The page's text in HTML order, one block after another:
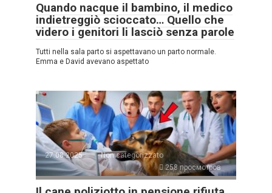
Quando nacque il bambino, il medico
indietreggiò scioccato… Quello che
videro i genitori li lasciò senza parole
Tutti nella sala parto si aspettavano un parto normale.
Emma e David avevano aspettato
27.08.2025
Non categorizzato
258 просмотров